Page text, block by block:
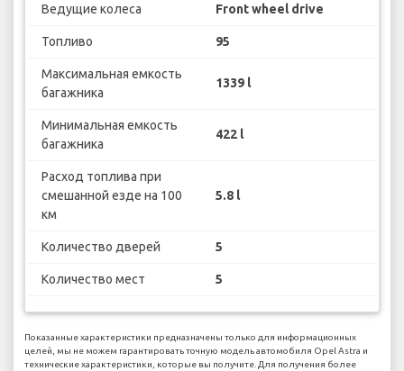
Ведущие колеса Front wheel drive
Топливо 95
Максимальная емкость
багажника
1339 l
Минимальная емкость
багажника
422 l
Расход топлива при
смешанной езде на 100
км
5.8 l
Количество дверей 5
Количество мест 5
Показанные характеристики предназначены только для информационных
целей, мы не можем гарантировать точную модель автомобиля Opel Astra и
технические характеристики, которые вы получите. Для получения более